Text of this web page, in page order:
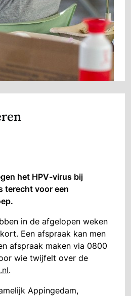
het HPV-virus bij
terecht voor een
in de afgelopen weken
Een afspraak kan men
afspraak maken via 0800
wie twijfelt over de
.
Appingedam,